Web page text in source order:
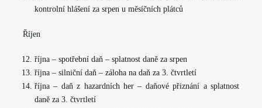
kontrolní hlášení za srpen u měsíčních plátců
Říjen
října – spotřební daň – splatnost daně za srpen
října – silniční daň – záloha na daň za 3. čtvrtletí
října – daň z hazardních her – daňové přiznání a splatnost
daně za 3. čtvrtletí